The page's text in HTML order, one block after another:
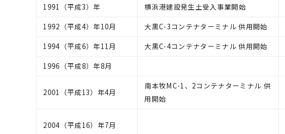
1991（平成3）年 横浜港建設発生土受入事業開始
1992（平成4）年10月 大黒C-3コンテナターミナル 供用開始
1994（平成6）年11月 大黒C-4コンテナターミナル 供用開始
1996（平成8）年8月
2001（平成13）年4月
南本牧MC-1、2コンテナターミナル 供
用開始
2004（平成16）年7月